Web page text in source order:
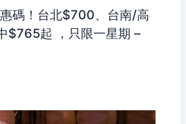
碼！台北$700、台南/高
$765起 ，只限一星期 –